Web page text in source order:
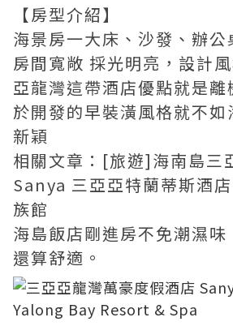
【房型介紹】
海景房一大床、沙發、辦公
房間寬敞 採光明亮，設計
亞龍灣這帶酒店優點就是離
於開發的早裝潢風格就不如
新穎
相關文章： [旅遊]海南島
Sanya 三亞亞特蘭蒂斯酒
族館
海島飯店剛進房不免潮濕
還算舒適。